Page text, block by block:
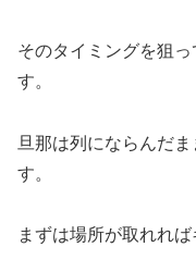
そのタイミングを狙
す。
旦那は列にならんだ
す。
まずは場所が取れれば